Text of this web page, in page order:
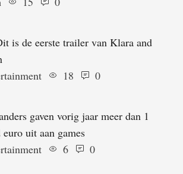
is de eerste trailer van Klara and
18 0
gaven vorig jaar meer dan 1
uit aan games
6 0